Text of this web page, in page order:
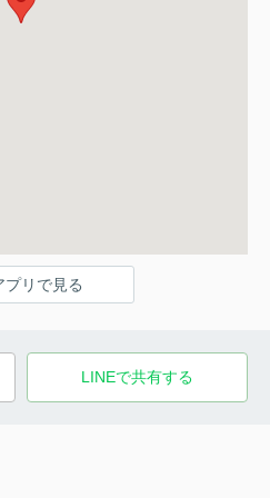
プリで見る
LINEで共有する